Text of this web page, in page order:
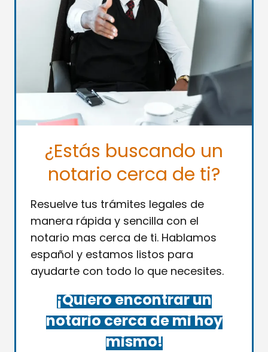
¿Estás buscando un
notario cerca de ti?
Resuelve tus trámites legales de
manera rápida y sencilla con el
notario mas cerca de ti. Hablamos
español y estamos listos para
ayudarte con todo lo que necesites.
¡Quiero encontrar un
notario cerca de mi hoy
mismo!